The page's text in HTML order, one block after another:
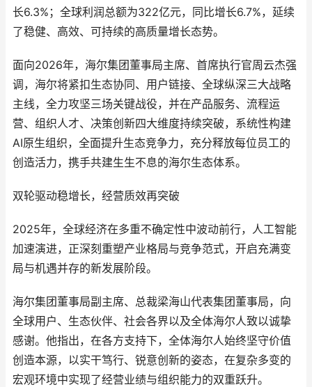
长6.3%；全球利润总额为322亿元，同比增长6.7%，延续
了稳健、高效、可持续的高质量增长态势。
面向2026年，海尔集团董事局主席、首席执行官周云杰强
调，海尔将紧扣生态协同、用户链接、全球纵深三大战略
主线，全力攻坚三场关键战役，并在产品服务、流程运
营、组织人才、决策创新四大维度持续突破，系统性构建
AI原生组织，全面提升生态竞争力，充分释放每位员工的
创造活力，携手共建生生不息的海尔生态体系。
双轮驱动稳增长，经营质效再突破
2025年，全球经济在多重不确定性中波动前行，人工智能
加速演进，正深刻重塑产业格局与竞争范式，开启充满变
局与机遇并存的新发展阶段。
海尔集团董事局副主席、总裁梁海山代表集团董事局，向
全球用户、生态伙伴、社会各界以及全体海尔人致以诚挚
感谢。他指出，在各方支持下，全体海尔人始终坚守价值
创造本源，以实干笃行、锐意创新的姿态，在复杂多变的
宏观环境中实现了经营业绩与组织能力的双重跃升。